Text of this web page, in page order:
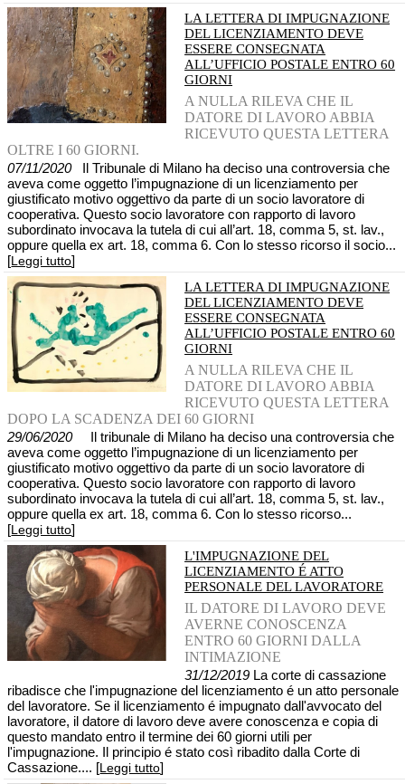
LA LETTERA DI IMPUGNAZIONE
DEL LICENZIAMENTO DEVE
ESSERE CONSEGNATA
ALL’UFFICIO POSTALE ENTRO 60
GIORNI
A NULLA RILEVA CHE IL
DATORE DI LAVORO ABBIA
RICEVUTO QUESTA LETTERA
OLTRE I 60 GIORNI.
07/11/2020Il Tribunale di Milano ha deciso una controversia che
aveva come oggetto l’impugnazione di un licenziamento per
giustificato motivo oggettivo da parte di un socio lavoratore di
cooperativa. Questo socio lavoratore con rapporto di lavoro
subordinato invocava la tutela di cui all’art. 18, comma 5, st. lav.,
oppure quella ex art. 18, comma 6. Con lo stesso ricorso il socio...
[Leggi tutto]
LA LETTERA DI IMPUGNAZIONE
DEL LICENZIAMENTO DEVE
ESSERE CONSEGNATA
ALL’UFFICIO POSTALE ENTRO 60
GIORNI
A NULLA RILEVA CHE IL
DATORE DI LAVORO ABBIA
RICEVUTO QUESTA LETTERA
DOPO LA SCADENZA DEI 60 GIORNI
29/06/2020Il tribunale di Milano ha deciso una controversia che
aveva come oggetto l’impugnazione di un licenziamento per
giustificato motivo oggettivo da parte di un socio lavoratore di
cooperativa. Questo socio lavoratore con rapporto di lavoro
subordinato invocava la tutela di cui all’art. 18, comma 5, st. lav.,
oppure quella ex art. 18, comma 6. Con lo stesso ricorso...
[Leggi tutto]
L'IMPUGNAZIONE DEL
LICENZIAMENTO É ATTO
PERSONALE DEL LAVORATORE
IL DATORE DI LAVORO DEVE
AVERNE CONOSCENZA
ENTRO 60 GIORNI DALLA
INTIMAZIONE
31/12/2019 La corte di cassazione
ribadisce che l'impugnazione del licenziamento é un atto personale
del lavoratore. Se il licenziamento é impugnato dall'avvocato del
lavoratore, il datore di lavoro deve avere conoscenza e copia di
questo mandato entro il termine dei 60 giorni utili per
l'impugnazione. Il principio é stato così ribadito dalla Corte di
Cassazione.... [Leggi tutto]